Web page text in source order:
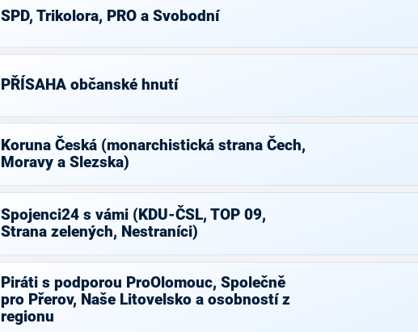
SPD, Trikolora, PRO a Svobodní
PŘÍSAHA občanské hnutí
Koruna Česká (monarchistická strana Čech,
Moravy a Slezska)
Spojenci24 s vámi (KDU-ČSL, TOP 09,
Strana zelených, Nestraníci)
Piráti s podporou ProOlomouc, Společně
pro Přerov, Naše Litovelsko a osobností z
regionu